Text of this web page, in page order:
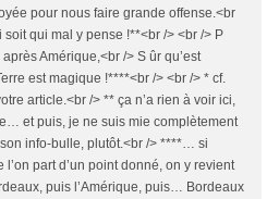
pour nous faire grande offense.<br
qui mal y pense !**<br /> <br /> P
Amérique,<br /> S ûr qu’est
est magique !****<br /> <br /> * cf.
article.<br /> ** ça n’a rien à voir ici,
et puis, je ne suis mie complètement
info-bulle, plutôt.<br /> ****… si
part d’un point donné, on y revient
puis l’Amérique, puis… Bordeaux